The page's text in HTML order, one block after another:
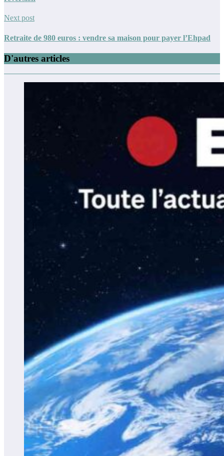
Next post
Retraite de 980 euros : vendre sa maison pour payer l’Ehpad
D'autres articles